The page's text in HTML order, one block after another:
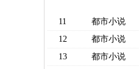
11 都市小说
12
都市小说
13
都市小说